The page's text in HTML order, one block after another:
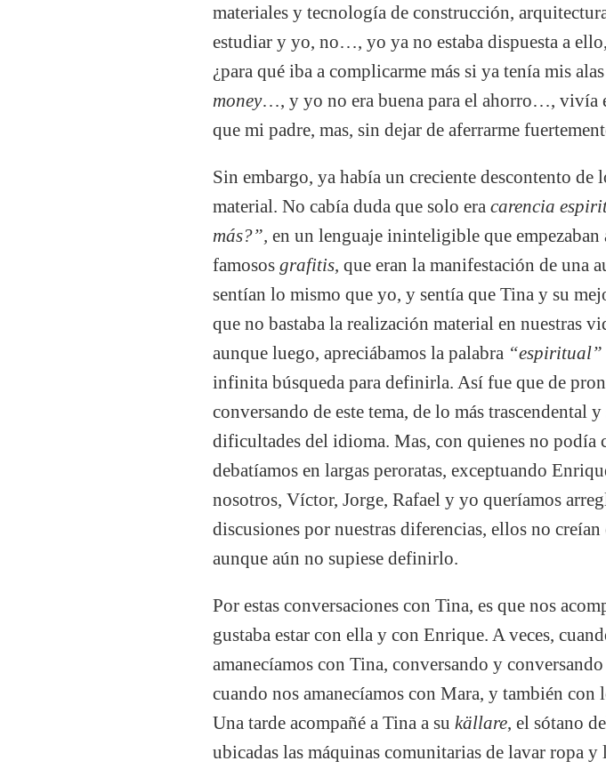
materiales y tecnología de construcción,
estudiar y yo, no…, yo ya no estaba dispuesta a
¿para qué iba a complicarme más si ya tenía mis
money…, y yo no era buena para el ahorro…, vivía
que mi padre, mas, sin dejar de aferrarme
Sin embargo, ya había un creciente descontento de
material. No cabía duda que solo eracarencia
más?”, en un lenguaje ininteligible que empezaban
famososgrafitis, que eran la manifestación de una
sentían lo mismo que yo, y sentía que Tina y su
que no bastaba la realización material en nuestras
aunque luego, apreciábamos la palabra
infinita búsqueda para definirla. Así fue que de
conversando de este tema, de lo más trascendental
dificultades del idioma. Mas, con quienes no podía
debatíamos en largas peroratas, exceptuando
nosotros, Víctor, Jorge, Rafael y yo queríamos
discusiones por nuestras diferencias, ellos no
aunque aún no supiese definirlo.
Por estas conversaciones con Tina, es que nos
gustaba estar con ella y con Enrique. A veces,
amanecíamos con Tina, conversando y
cuando nos amanecíamos con Mara, y también
Una tarde acompañé a Tina a sukällare, el sótano
ubicadas las máquinas comunitarias de lavar ropa